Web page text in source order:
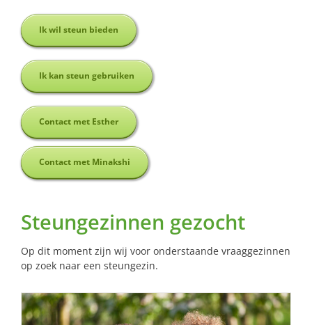
Ik wil steun bieden
Ik kan steun gebruiken
Contact met Esther
Contact met Minakshi
Steungezinnen gezocht
Op dit moment zijn wij voor onderstaande vraaggezinnen
op zoek naar een steungezin.